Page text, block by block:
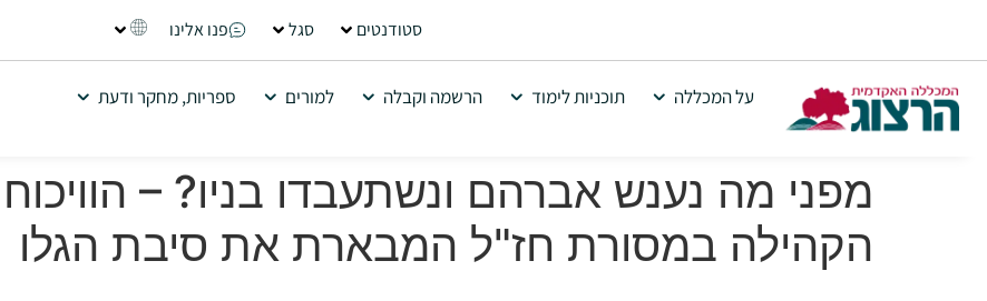
סטודנטים סגל פנו אלינו
על המכללה תוכניות לימוד הרשמה וקבלה למורים ספריות, מחקר ודעת
מפני מה נענש אברהם ונשתעבדו בניו? –
הקהילה במסורת חז"ל המבארת את סיבת הגלו